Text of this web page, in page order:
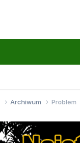
Archiwum Problem